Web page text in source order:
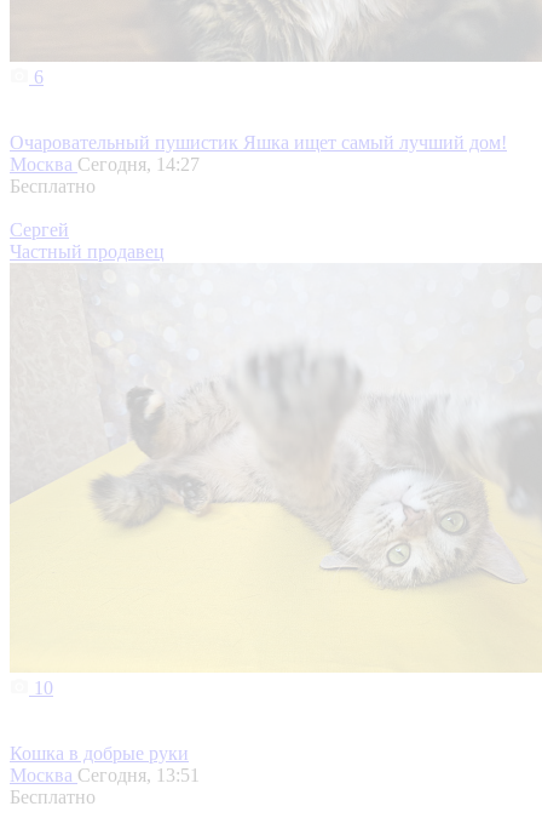
6
Очаровательный пушистик Яшка ищет самый лучший дом!
Москва Сегодня, 14:27
Бесплатно
Сергей
Частный продавец
10
Кошка в добрые руки
Москва Сегодня, 13:51
Бесплатно